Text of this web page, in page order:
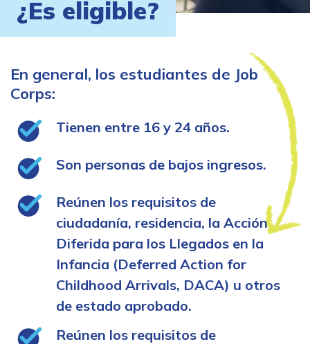
¿Es eligible?
En general, los estudiantes de Job
Corps:
Tienen entre 16 y 24 años.
Son personas de bajos ingresos.
Reúnen los requisitos de
ciudadanía, residencia, la Acción
Diferida para los Llegados en la
Infancia (Deferred Action for
Childhood Arrivals, DACA) u otros
de estado aprobado.
Reúnen los requisitos de